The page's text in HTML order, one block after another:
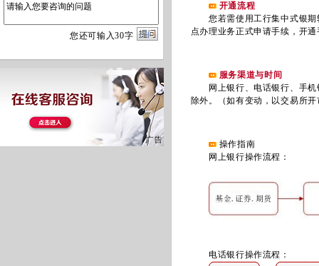
您还可输入30字
开通流程
您若需使用工行集中式银期
点办理业务正式申请手续，开
服务渠道与时间
网上银行、电话银行、手机
除外。（如有变动，以交易所
操作指南
网上银行操作流程：
电话银行操作流程：